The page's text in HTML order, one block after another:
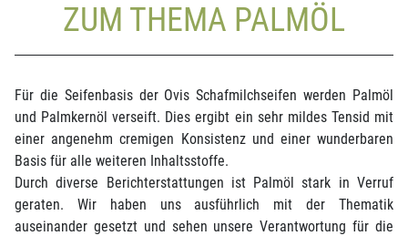
ZUM THEMA PALMÖL
Für die Seifenbasis der Ovis Schafmilchseifen werden Palmöl
und Palmkernöl verseift. Dies ergibt ein sehr mildes Tensid mit
einer angenehm cremigen Konsistenz und einer wunderbaren
Basis für alle weiteren Inhaltsstoffe.
Durch diverse Berichterstattungen ist Palmöl stark in Verruf
geraten. Wir haben uns ausführlich mit der Thematik
auseinander gesetzt und sehen unsere Verantwortung für die